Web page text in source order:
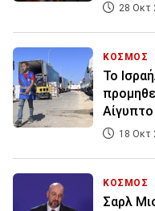
28 Οκτ
ΚΟΣΜΟΣ
Το
Αίγυπτο
18 Οκτ
ΚΟΣΜΟΣ
Σαρλ